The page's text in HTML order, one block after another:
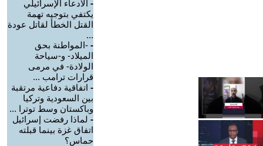
- الادعاء الإسرائيلي
يكتفي بتوجيه تهمة
القتل الخطأ لقاتل عودة
...
- -المواطنة بحق
الميلاد- و-سياحة
الولادة- في مرمى
قرارات ترامب ...
- اتفاقية دفاعية مرتقبة
بين السعودية وتركيا
وباكستان وسط توترا ...
- لماذا رفضت إسرائيل
اتفاق غزة بينما قبلته
حماس؟